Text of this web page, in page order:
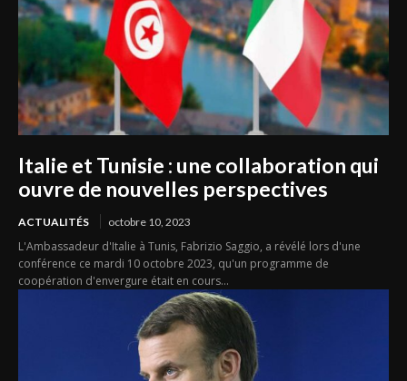
Italie et Tunisie : une collaboration qui
ouvre de nouvelles perspectives
ACTUALITÉS octobre 10, 2023
L'Ambassadeur d'Italie à Tunis, Fabrizio Saggio, a révélé lors d'une
conférence ce mardi 10 octobre 2023, qu'un programme de
coopération d'envergure était en cours...